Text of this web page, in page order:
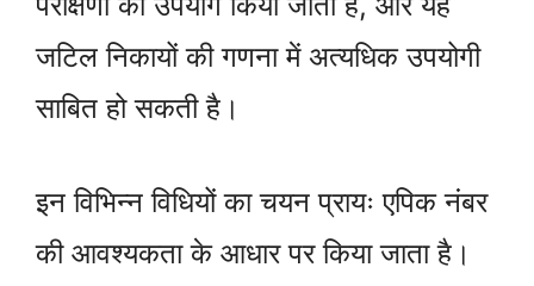
जटिल निकायों की गणना में अत्यधिक उपयोगी
साबित हो सकती है।
इन विभिन्न विधियों का चयन प्रायः एपिक नंबर
की आवश्यकता के आधार पर किया जाता है।